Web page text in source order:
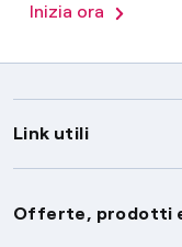
Inizia ora
Link utili
Assistenza
Offerte, prodotti